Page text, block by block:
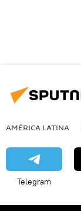
AMÉRICA LATINA
Telegram